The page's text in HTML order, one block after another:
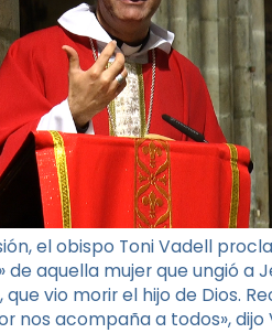
el obispo Toni Vadell
aquella mujer que ungió a
vio morir el hijo de Dios.
nos acompaña a todos», dijo